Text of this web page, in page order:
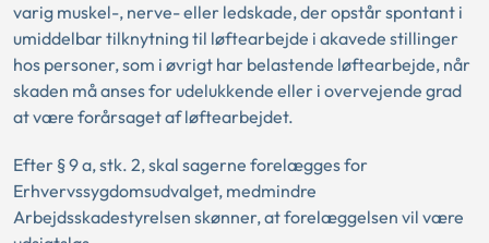
varig muskel-, nerve- eller ledskade, der opstår spontant i
umiddelbar tilknytning til løftearbejde i akavede stillinger
hos personer, som i øvrigt har belastende løftearbejde, når
skaden må anses for udelukkende eller i overvejende grad
at være forårsaget af løftearbejdet.
Efter § 9 a, stk. 2, skal sagerne forelægges for
Erhvervssygdomsudvalget, medmindre
Arbejdsskadestyrelsen skønner, at forelæggelsen vil være